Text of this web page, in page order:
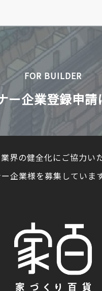
FOR BUILDER
ー企業登録申請
界の健全化にご協力い
企業様を募集しています